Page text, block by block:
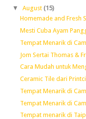
▼ August (15)
Homemade and Fresh
Mesti Cuba Ayam
Tempat Menarik di
Jom Sertai Thomas &
Cara Mudah untuk
Ceramic Tile dari
Tempat Menarik di
Tempat Menarik di
Tempat menarik di